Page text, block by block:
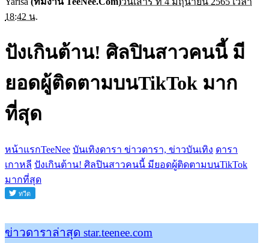
18:42 น.
ปังเกินต้าน! ศิลปินสาวคนนี้ มี
ยอดผู้ติดตามบนTikTok มาก
ที่สุด
หน้าแรกTeeNee บันเทิงดารา ข่าวดารา, ข่าวบันเทิง ดารา
เกาหลี ปังเกินต้าน! ศิลปินสาวคนนี้ มียอดผู้ติดตามบนTikTok
มากที่สุด
ข่าวดาราล่าสุด star.teenee.com